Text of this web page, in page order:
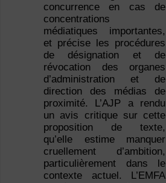
concurrence en cas de
concentrations
médiatiques importantes,
et précise les procédures
de désignation et de
révocation des organes
d’administration et de
direction des médias de
proximité. L’AJP a rendu
un avis critique sur cette
proposition de texte,
qu’elle estime manquer
cruellement d’ambition,
particulièrement dans le
contexte actuel. L’EMFA